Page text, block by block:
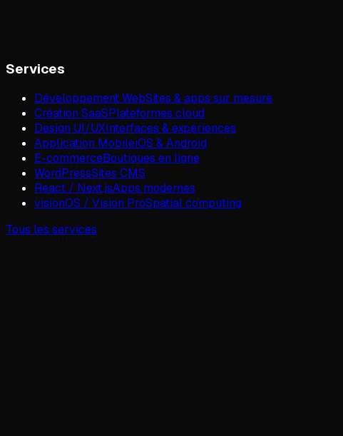
Services
Développement WebSites & apps sur mesure
Création SaaSPlateformes cloud
Design UI/UXInterfaces & expériences
Application MobileiOS & Android
E-commerceBoutiques en ligne
WordPressSites CMS
React / Next.jsApps modernes
visionOS / Vision ProSpatial computing
Tous les services